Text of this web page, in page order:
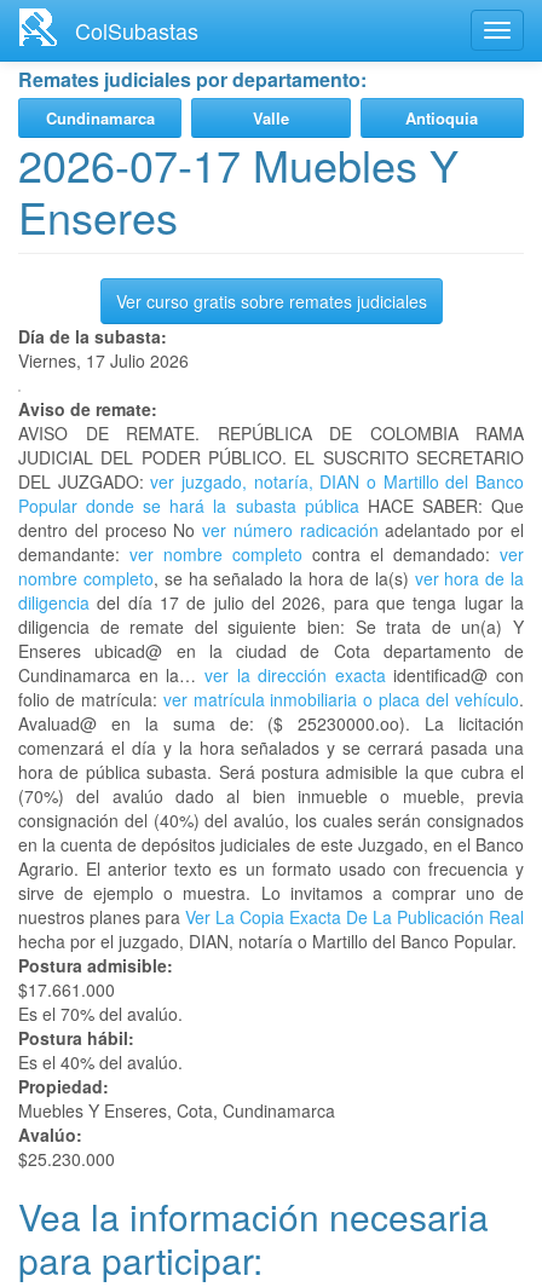
contenido
principal
ColSubastas
Remates judiciales por departamento:
Cundinamarca Valle Antioquia
2026-07-17 Muebles Y
Enseres
Ver curso gratis sobre remates judiciales
Día de la subasta:
Viernes, 17 Julio 2026
Aviso de remate:
AVISO DE REMATE. REPÚBLICA DE COLOMBIA RAMA
JUDICIAL DEL PODER PÚBLICO. EL SUSCRITO SECRETARIO
DEL JUZGADO: ver juzgado, notaría, DIAN o Martillo del Banco
Popular donde se hará la subasta públicaHACE SABER: Que
dentro del proceso Nover número radicación adelantado por el
demandante: ver nombre completo contra el demandado: ver
nombre completo, se ha señalado la hora de la(s) ver hora de la
diligencia del día 17 de julio del 2026, para que tenga lugar la
diligencia de remate del siguiente bien: Se trata de un(a) Y
Enseres ubicad@ en la ciudad de Cota departamento de
Cundinamarca en la… ver la dirección exactaidentificad@ con
folio de matrícula: ver matrícula inmobiliaria o placa del vehículo.
Avaluad@ en la suma de: ($ 25230000.oo). La licitación
comenzará el día y la hora señalados y se cerrará pasada una
hora de pública subasta. Será postura admisible la que cubra el
(70%) del avalúo dado al bien inmueble o mueble, previa
consignación del (40%) del avalúo, los cuales serán consignados
en la cuenta de depósitos judiciales de este Juzgado, en el Banco
Agrario. El anterior texto es un formato usado con frecuencia y
sirve de ejemplo o muestra. Lo invitamos a comprar uno de
nuestros planes para Ver La Copia Exacta De La Publicación Real
hecha por el juzgado, DIAN, notaría o Martillo del Banco Popular.
Postura admisible:
$17.661.000
Es el 70% del avalúo.
Postura hábil:
Es el 40% del avalúo.
Propiedad:
Muebles Y Enseres, Cota, Cundinamarca
Avalúo:
$25.230.000
Vea la información necesaria
para participar: